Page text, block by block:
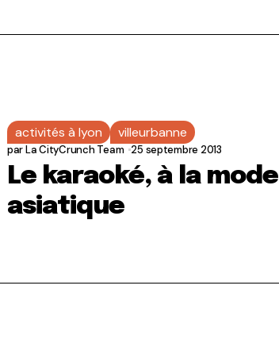
activités à lyon villeurbanne
parLa CityCrunch Team 25 septembre 2013
Le karaoké, à la mode
asiatique